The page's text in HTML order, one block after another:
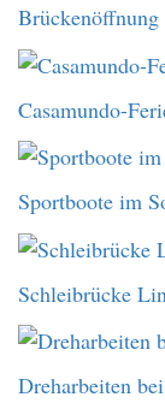
Brückenöffnung
Casamundo-
Sportboote im
Schleibrücke
Dreharbeiten